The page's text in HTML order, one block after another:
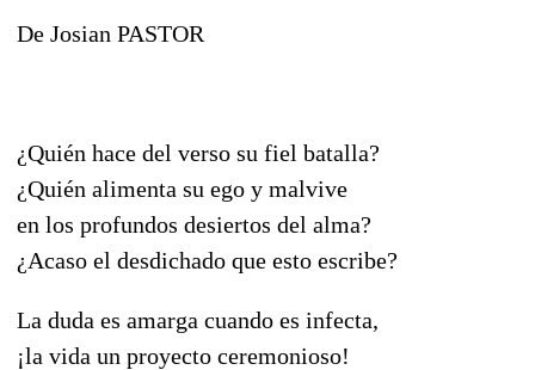
De Josian PASTOR
¿Quién hace del verso su fiel batalla?
¿Quién alimenta su ego y malvive
en los profundos desiertos del alma?
¿Acaso el desdichado que esto escribe?
La duda es amarga cuando es infecta,
¡la vida un proyecto ceremonioso!